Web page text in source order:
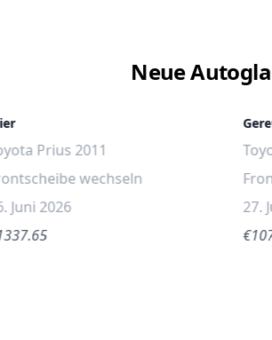
Neue
Prius 2011
wechseln
Juni 2026
27.